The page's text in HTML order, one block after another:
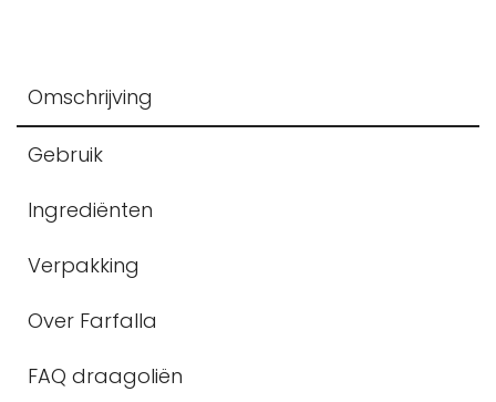
Omschrijving
Gebruik
Ingrediënten
Verpakking
Over Farfalla
FAQ draagoliën